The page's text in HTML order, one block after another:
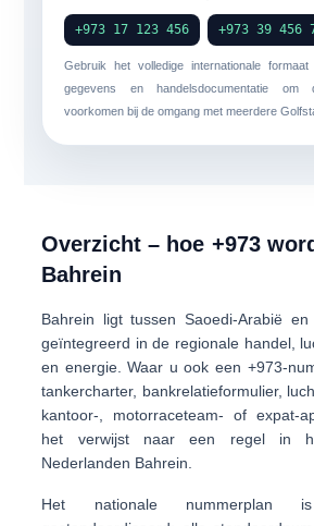
+973 17 123 456 +973 39 456
Gebruik het volledige internationale
gegevens en handelsdocumentatie om
voorkomen bij de omgang met meerdere
Overzicht – hoe +973
Bahrein
Bahrein ligt tussen Saoedi-Arabië
geïntegreerd in de regionale handel,
en energie. Waar u ook een +973-
tankercharter, bankrelatieformulier,
kantoor-, motorraceteam- of expat-
het verwijst naar een regel in
Nederlanden Bahrein.
Het nationale